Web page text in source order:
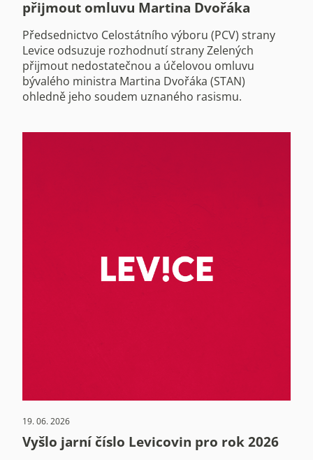
přijmout omluvu Martina Dvořáka
Předsednictvo Celostátního výboru (PCV) strany
Levice odsuzuje rozhodnutí strany Zelených
přijmout nedostatečnou a účelovou omluvu
bývalého ministra Martina Dvořáka (STAN)
ohledně jeho soudem uznaného rasismu.
19. 06. 2026
Vyšlo jarní číslo Levicovin pro rok 2026